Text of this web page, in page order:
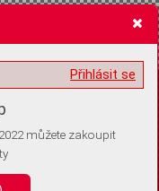
informací
Přihlásit se
můžete zakoupit